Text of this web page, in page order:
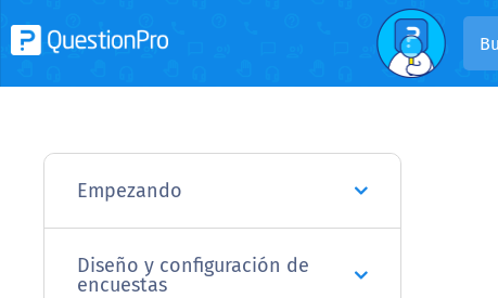
Empezando
Diseño y configuración de
encuestas